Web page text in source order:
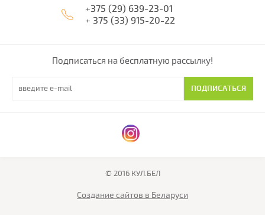
+375 (29) 639-23-01
+ 375 (33) 915-20-22
Подписаться на бесплатную рассылку!
ПОДПИСАТЬСЯ
© 2016 КУЛ.БЕЛ
Создание сайтов в Беларуси